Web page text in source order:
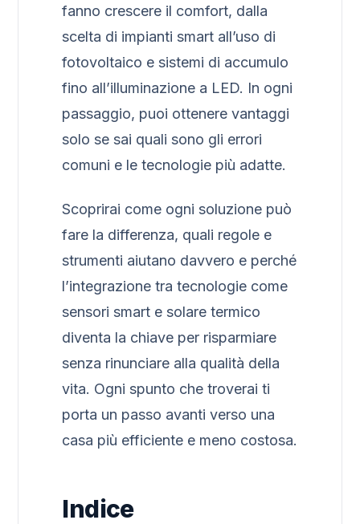
fanno crescere il comfort, dalla
scelta di impianti smart all’uso di
fotovoltaico e sistemi di accumulo
fino all’illuminazione a LED. In ogni
passaggio, puoi ottenere vantaggi
solo se sai quali sono gli errori
comuni e le tecnologie più adatte.
Scoprirai come ogni soluzione può
fare la differenza, quali regole e
strumenti aiutano davvero e perché
l’integrazione tra tecnologie come
sensori smart e solare termico
diventa la chiave per risparmiare
senza rinunciare alla qualità della
vita. Ogni spunto che troverai ti
porta un passo avanti verso una
casa più efficiente e meno costosa.
Indice